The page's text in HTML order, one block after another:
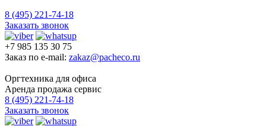
8 (495) 221-74-18
Заказать звонок
+7 985 135 30 75
Заказ по e-mail: zakaz@pacheco.ru
Оргтехника для офиса
Аренда продажа сервис
8 (495) 221-74-18
Заказать звонок